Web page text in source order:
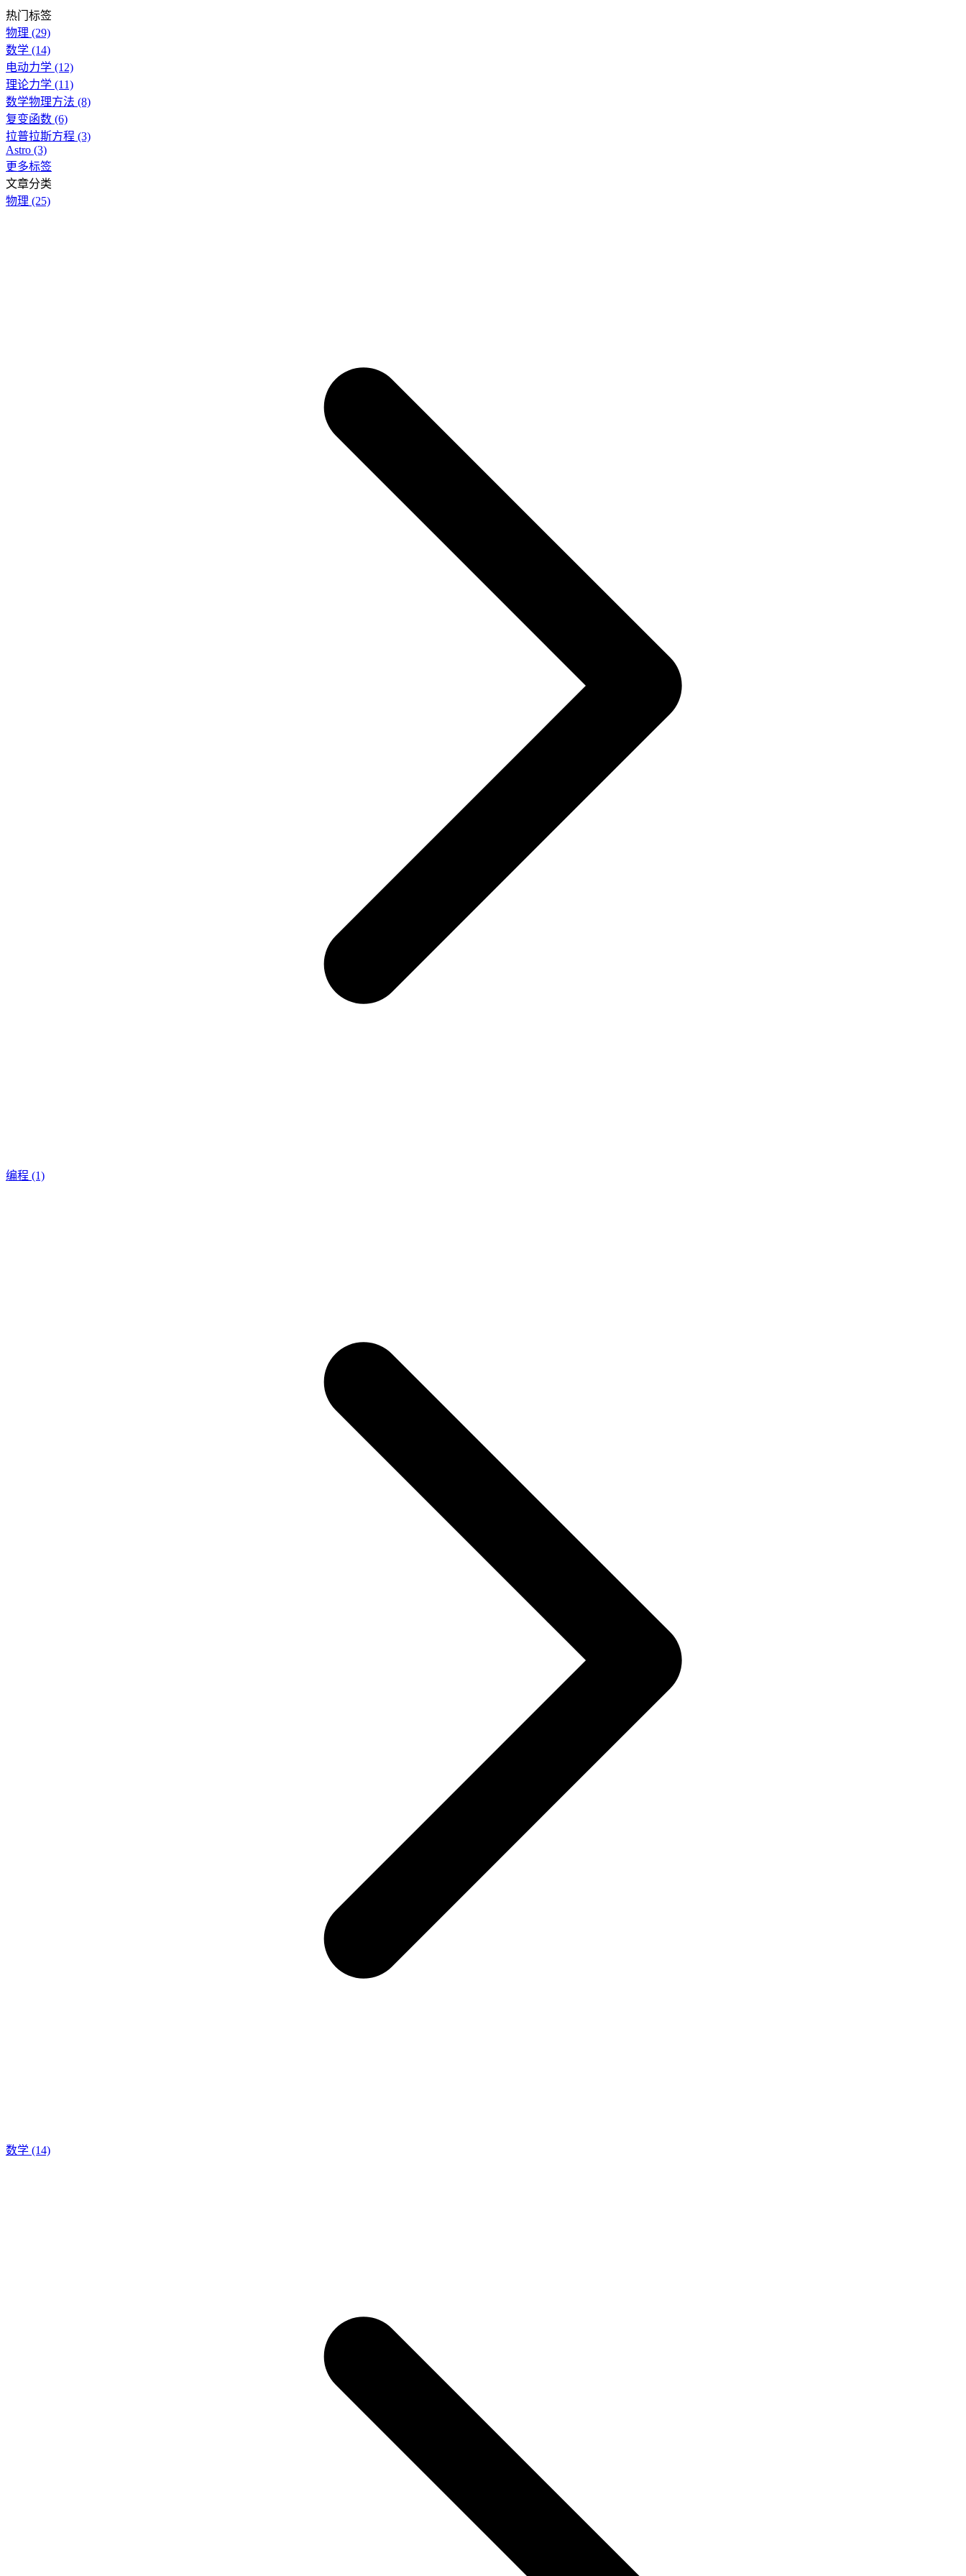
热门标签
物理 (29)
数学 (14)
电动力学 (12)
理论力学 (11)
数学物理方法 (8)
复变函数 (6)
拉普拉斯方程 (3)
Astro (3)
更多标签
文章分类
物理 (25)
编程 (1)
数学 (14)